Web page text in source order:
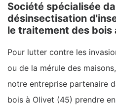
Société spécialisée
désinsectisation
le traitement des bois
Pour lutter contre les
ou de la mérule des
notre entreprise partenaire
bois à Olivet (45) prendre